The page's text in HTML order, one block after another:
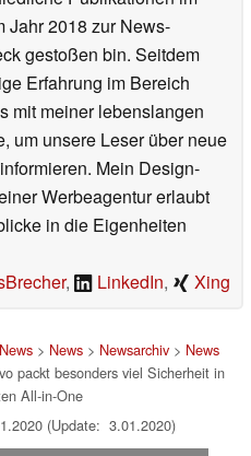
Jahr 2018 zur News-
gestoßen bin. Seitdem
Erfahrung im Bereich
mit meiner lebenslangen
um unsere Leser über neue
Mein Design-
Werbeagentur erlaubt
in die Eigenheiten
, LinkedIn, Xing
> News> Newsarchiv> News
packt besonders viel Sicherheit in
All-in-One
(Update: 3.01.2020)